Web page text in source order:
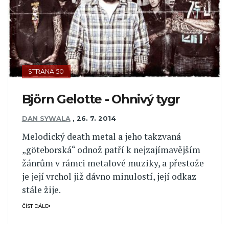
STRANA 50
Björn Gelotte - Ohnivý tygr
DAN SYWALA , 26. 7. 2014
Melodický death metal a jeho takzvaná
„göteborská“ odnož patří k nejzajímavějším
žánrům v rámci metalové muziky, a přestože
je její vrchol již dávno minulostí, její odkaz
stále žije.
ČÍST DÁLE